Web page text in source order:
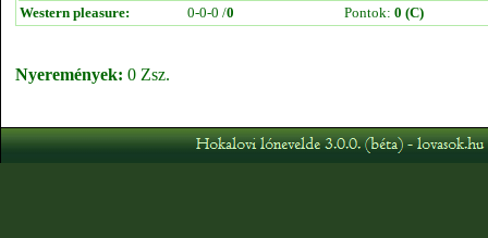
Western pleasure:
0-0-0 /0 Pontok: 0 (C)
Nyeremények: 0 Zsz.